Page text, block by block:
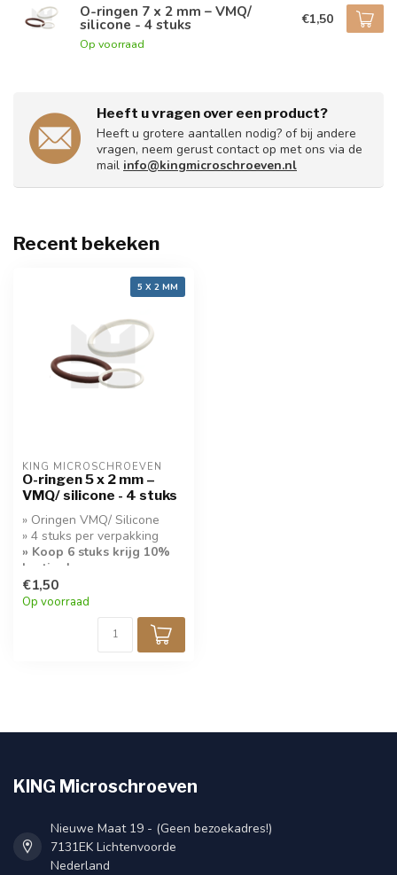
O-ringen 7 x 2 mm – VMQ/
silicone - 4 stuks
Op voorraad
€1,50
Heeft u vragen over een product?
Heeft u grotere aantallen nodig? of bij andere
vragen, neem gerust contact op met ons via de
mail info@kingmicroschroeven.nl
Recent bekeken
5 X 2 MM
KING MICROSCHROEVEN
O-ringen 5 x 2 mm –
VMQ/ silicone - 4 stuks
» Oringen VMQ/ Silicone
» 4 stuks per verpakking
» Koop 6 stuks krijg 10%
korting!
€1,50
Op voorraad
KING Microschroeven
Nieuwe Maat 19 - (Geen bezoekadres!)
7131EK Lichtenvoorde
Nederland